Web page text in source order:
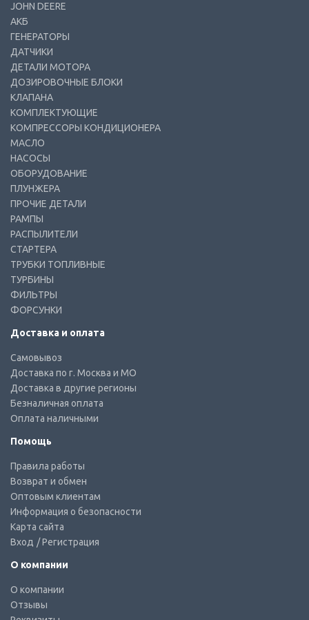
JOHN DEERE
АКБ
ГЕНЕРАТОРЫ
ДАТЧИКИ
ДЕТАЛИ МОТОРА
ДОЗИРОВОЧНЫЕ БЛОКИ
КЛАПАНА
КОМПЛЕКТУЮЩИЕ
КОМПРЕССОРЫ КОНДИЦИОНЕРА
МАСЛО
НАСОСЫ
ОБОРУДОВАНИЕ
ПЛУНЖЕРА
ПРОЧИЕ ДЕТАЛИ
РАМПЫ
РАСПЫЛИТЕЛИ
СТАРТЕРА
ТРУБКИ ТОПЛИВНЫЕ
ТУРБИНЫ
ФИЛЬТРЫ
ФОРСУНКИ
Доставка и оплата
Самовывоз
Доставка по г. Москва и МО
Доставка в другие регионы
Безналичная оплата
Оплата наличными
Помощь
Правила работы
Возврат и обмен
Оптовым клиентам
Информация о безопасности
Карта сайта
Вход / Регистрация
О компании
О компании
Отзывы